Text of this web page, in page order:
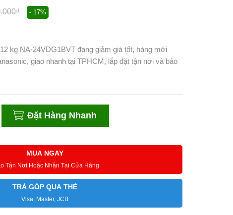
- 17%
kg NA-24VDG1BVT đang giảm giá tốt, hàng mới
giao nhanh tại TPHCM, lắp đặt tận nơi và bảo
Đặt Hàng Nhanh
MUA NGAY
Tận Nơi Hoặc Nhận Tại Cửa Hàng
TRẢ GÓP QUA THẺ
Visa, Master, JCB